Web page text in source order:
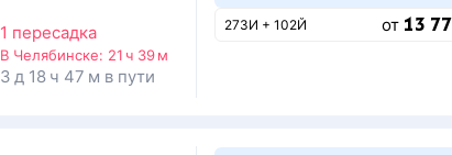
1 пересадка
В Челябинске: 21 ч 39 м
3 д 18 ч 47 м в пути
273И + 102Й от 13